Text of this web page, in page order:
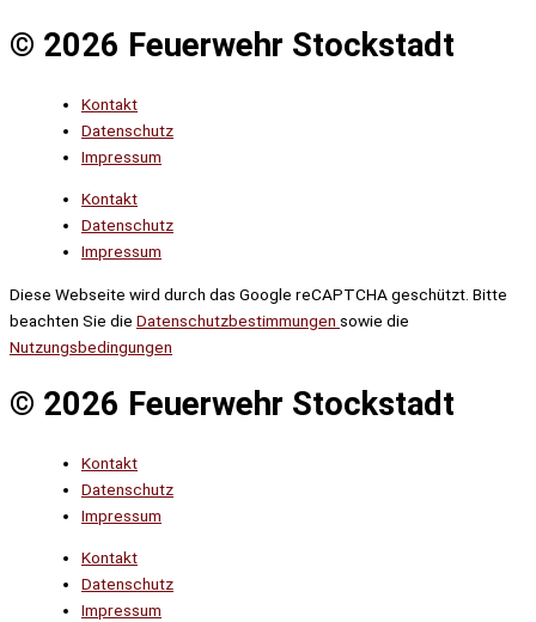
© 2026 Feuerwehr Stockstadt
Kontakt
Datenschutz
Impressum
Kontakt
Datenschutz
Impressum
Diese Webseite wird durch das Google reCAPTCHA geschützt. Bitte
beachten Sie die Datenschutzbestimmungen sowie die
Nutzungsbedingungen
© 2026 Feuerwehr Stockstadt
Kontakt
Datenschutz
Impressum
Kontakt
Datenschutz
Impressum